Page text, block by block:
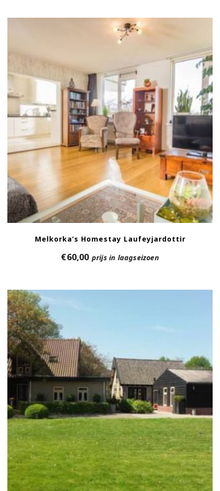
Melkorka’s Homestay Laufeyjardottir
€60,00 prijs in laagseizoen